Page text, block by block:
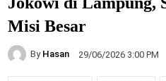
Misi Besar
By Hasan 29/06/2026 3:00 PM